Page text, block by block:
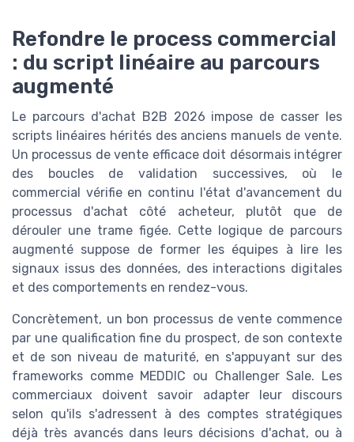
Refondre le process commercial
: du script linéaire au parcours
augmenté
Le parcours d'achat B2B 2026 impose de casser les
scripts linéaires hérités des anciens manuels de vente.
Un processus de vente efficace doit désormais intégrer
des boucles de validation successives, où le
commercial vérifie en continu l'état d'avancement du
processus d'achat côté acheteur, plutôt que de
dérouler une trame figée. Cette logique de parcours
augmenté suppose de former les équipes à lire les
signaux issus des données, des interactions digitales
et des comportements en rendez-vous.
Concrètement, un bon processus de vente commence
par une qualification fine du prospect, de son contexte
et de son niveau de maturité, en s'appuyant sur des
frameworks comme MEDDIC ou Challenger Sale. Les
commerciaux doivent savoir adapter leur discours
selon qu'ils s'adressent à des comptes stratégiques
déjà très avancés dans leurs décisions d'achat, ou à